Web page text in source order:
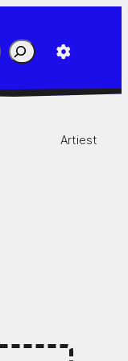
Artiest